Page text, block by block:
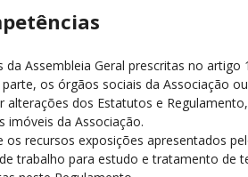
da Assembleia Geral prescritas no
os órgãos sociais da Associação
alterações dos Estatutos e
imóveis da Associação.
os recursos exposições apresentados
trabalho para estudo e tratamento de